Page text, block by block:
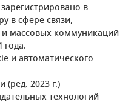
в
в сфере связи,
массовых коммуникаций
года.
и автоматического
(ред. 2023 г.)
технологий